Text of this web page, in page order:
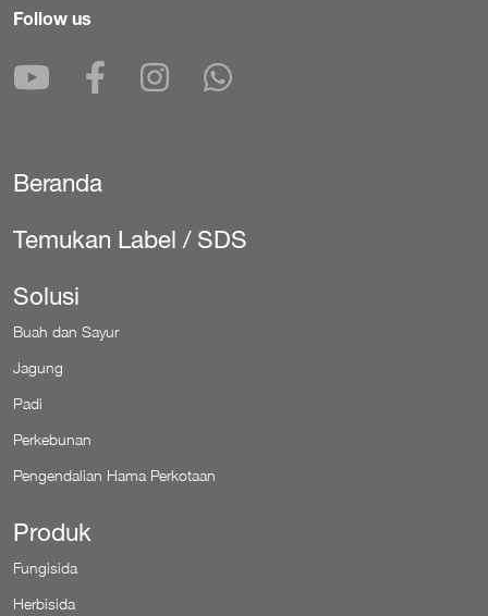
Follow us
Secondary
Beranda
Temukan Label / SDS
Solusi
Buah dan Sayur
Jagung
Padi
Perkebunan
Pengendalian Hama Perkotaan
Produk
Fungisida
Herbisida